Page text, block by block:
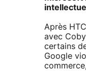
Après
avec
certains
Google